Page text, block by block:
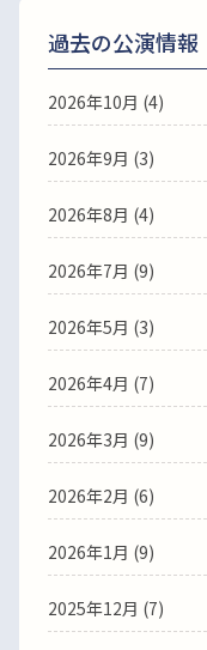
過去の公演情報
2026年10月 (4)
2026年9月 (3)
2026年8月 (4)
2026年7月 (9)
2026年5月 (3)
2026年4月 (7)
2026年3月 (9)
2026年2月 (6)
2026年1月 (9)
2025年12月 (7)